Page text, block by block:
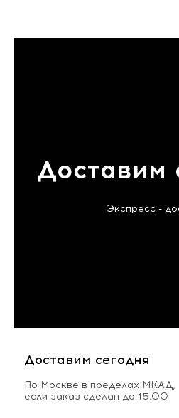
Доставим
Экспресс -
Доставим сегодня
По Москве в пределах МКАД,
если заказ сделан до 15.00